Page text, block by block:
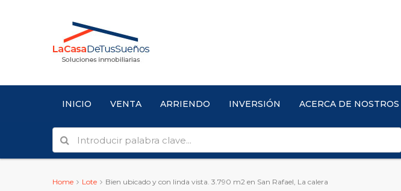
INICIO VENTA ARRIENDO INVERSIÓN ACERCA DE NOSTROS
Home Lote Bien ubicado y con linda vista. 3.790 m2 en San Rafael, La calera